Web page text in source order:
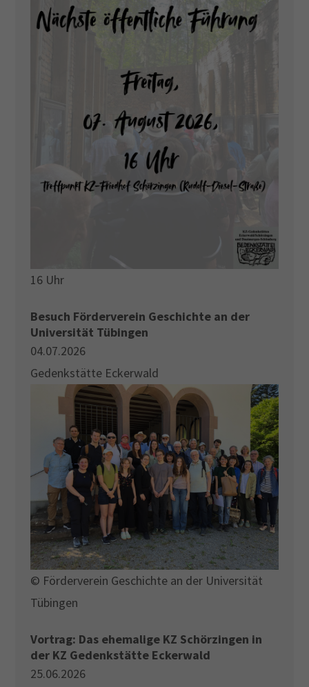
16 Uhr
Besuch Förderverein Geschichte an der
Universität Tübingen
04.07.2026
Gedenkstätte Eckerwald
© Förderverein Geschichte an der Universität
Tübingen
Vortrag: Das ehemalige KZ Schörzingen in
der KZ Gedenkstätte Eckerwald
25.06.2026